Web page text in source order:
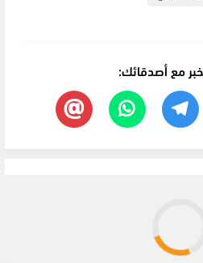
مع أصدقائك: